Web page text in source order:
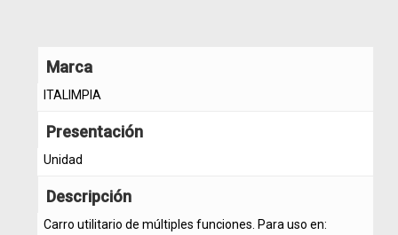
Marca
ITALIMPIA
Presentación
Unidad
Descripción
Carro utilitario de múltiples funciones. Para uso en: